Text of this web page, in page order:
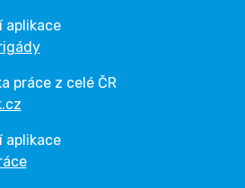
aplikace
práce z celé ČR
aplikace